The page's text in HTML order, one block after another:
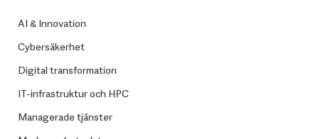
AI & Innovation
Cybersäkerhet
Digital transformation
IT-infrastruktur och HPC
Managerade tjänster